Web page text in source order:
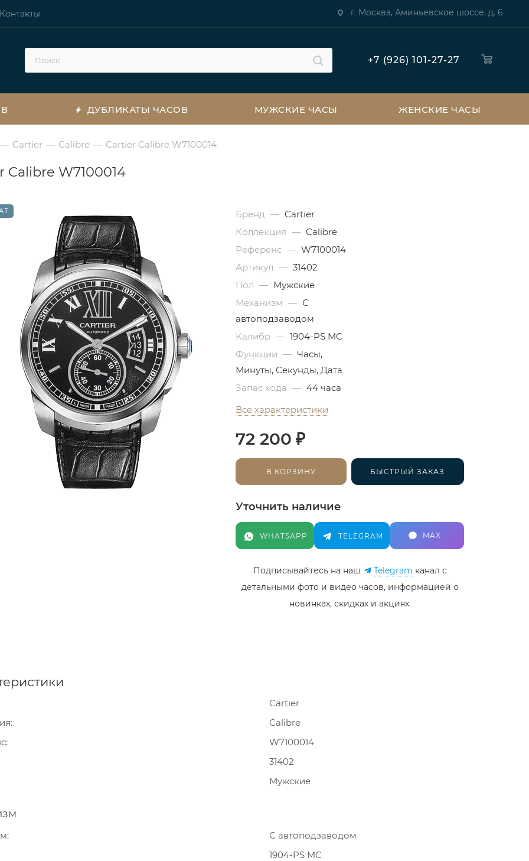
Контакты г. Москва, Аминьевское шоссе, д. 6
+7 (926) 101-27-27
ДУБЛИКАТЫ ЧАСОВ МУЖСКИЕ ЧАСЫ ЖЕНСКИЕ ЧАСЫ
— Cartier — Calibre — Cartier Calibre W7100014
Calibre W7100014
Бренд — Cartier
Коллекция — Calibre
Референс — W7100014
Артикул — 31402
Пол — Мужские
Механизм — С
автоподзаводом
Калибр — 1904-PS MC
Функции — Часы,
Минуты, Секунды, Дата
Запас хода — 44 часа
Все характеристики
72 200 ₽
В КОРЗИНУ БЫСТРЫЙ ЗАКАЗ
Уточнить наличие
WHATSAPP TELEGRAM MAX
Подписывайтесь на наш Telegram канал c
детальными фото и видео часов, информацией о
новинках, скидках и акциях.
Cartier
Calibre
W7100014
31402
Мужские
С автоподзаводом
1904-PS MC